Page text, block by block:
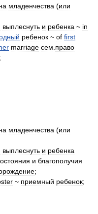
младенчества (или
выплеснуть и ребенка ~ in
ребенок ~ of first
marriage сем право
;
младенчества (или
выплеснуть и ребенка
и благополучия
;
~ приемный ребенок;